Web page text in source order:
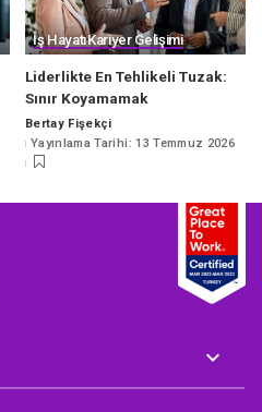
İş HayatıKariyer Gelişimi
Liderlikte En Tehlikeli Tuzak:
Sınır Koyamamak
Posted
by
Bertay Fişekçi
Yayınlama Tarihi: 13 Temmuz 2026